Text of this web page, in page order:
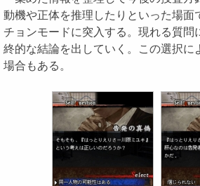
動機や正体を推理したりといった場面
チョンモードに突入する。現れる質問
終的な結論を出していく。この選択に
場合もある。